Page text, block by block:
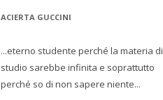
ACIERTA GUCCINI
...eterno studente perché la materia di
studio sarebbe infinita e soprattutto
perché so di non sapere niente...